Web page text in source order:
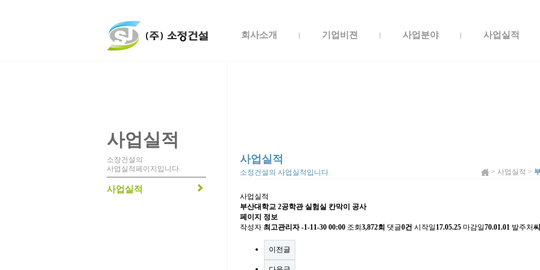
회사소개 기업비젼 사업분야 사업실적
사업실적
소장건설의
사업실적페이지입니다.
사업실적
> 사업실적 >
사업실적
소정건설의 사업실적입니다.
사업실적
부산대학교 2공학관 실험실 칸막이 공사
페이지 정보
작성자 최고관리자 -1-11-30 00:00 조회 3,872회 댓글0건 시작일 17.05.25 마감일70.01.01 발주처
이전글